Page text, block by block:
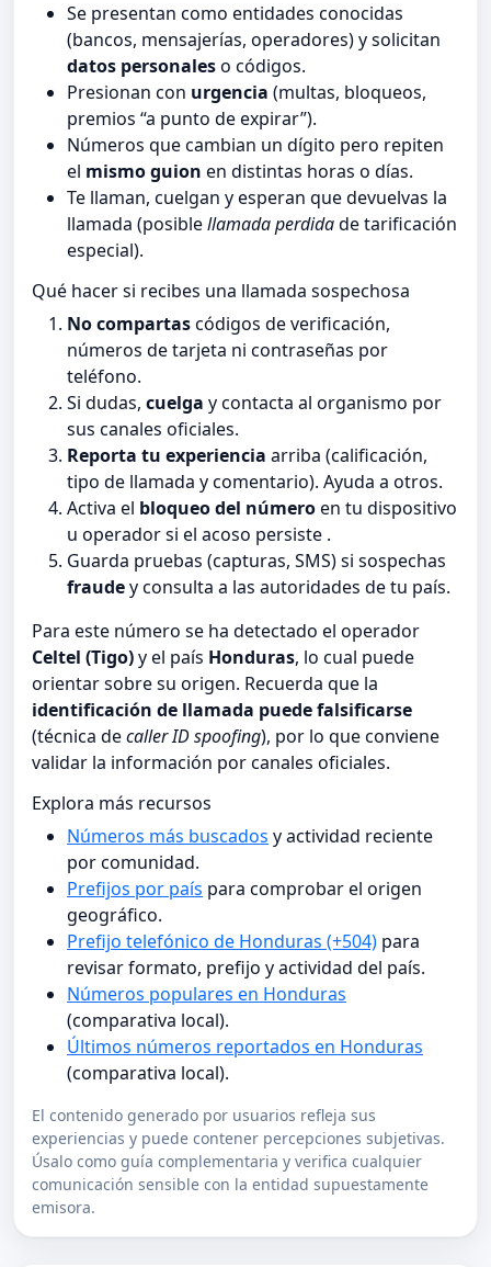
Se presentan como entidades conocidas
(bancos, mensajerías, operadores) y solicitan
datos personaleso códigos.
Presionan con urgencia (multas, bloqueos,
premios “a punto de expirar”).
Números que cambian un dígito pero repiten
el mismo guion en distintas horas o días.
Te llaman, cuelgan y esperan que devuelvas la
llamada (posiblellamada perdidade tarificación
especial).
Qué hacer si recibes una llamada sospechosa
No compartascódigos de verificación,
números de tarjeta ni contraseñas por
teléfono.
Si dudas, cuelga y contacta al organismo por
sus canales oficiales.
Reporta tu experiencia arriba (calificación,
tipo de llamada y comentario). Ayuda a otros.
Activa el bloqueo del númeroen tu dispositivo
u operador si el acoso persiste .
Guarda pruebas (capturas, SMS) si sospechas
fraudey consulta a las autoridades de tu país.
Para este número se ha detectado el operador
Celtel (Tigo)y el país Honduras, lo cual puede
orientar sobre su origen. Recuerda que la
identificación de llamada puede falsificarse
(técnica decaller ID spoofing), por lo que conviene
validar la información por canales oficiales.
Explora más recursos
Números más buscados y actividad reciente
por comunidad.
Prefijos por país para comprobar el origen
geográfico.
Prefijo telefónico de Honduras (+504) para
revisar formato, prefijo y actividad del país.
Números populares en Honduras
(comparativa local).
Últimos números reportados en Honduras
(comparativa local).
El contenido generado por usuarios refleja sus
experiencias y puede contener percepciones subjetivas.
Úsalo como guía complementaria y verifica cualquier
comunicación sensible con la entidad supuestamente
emisora.